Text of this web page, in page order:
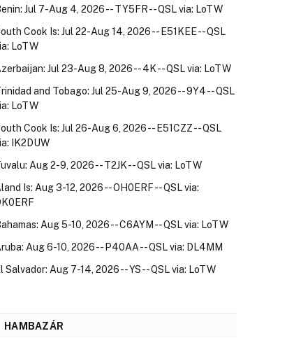
Jul 7-Aug 4, 2026 -- TY5FR -- QSL via: LoTW
Cook Is: Jul 22-Aug 14, 2026 -- E51KEE -- QSL
LoTW
Jul 23-Aug 8, 2026 -- 4K -- QSL via: LoTW
and Tobago: Jul 25-Aug 9, 2026 -- 9Y4 -- QSL
LoTW
Cook Is: Jul 26-Aug 6, 2026 -- E51CZZ -- QSL
IK2DUW
Aug 2-9, 2026 -- T2JK -- QSL via: LoTW
Is: Aug 3-12, 2026 -- OH0ERF -- QSL via:
Aug 5-10, 2026 -- C6AYM -- QSL via: LoTW
Aug 6-10, 2026 -- P40AA -- QSL via: DL4MM
Salvador: Aug 7-14, 2026 -- YS -- QSL via: LoTW
HAMBAZÁR